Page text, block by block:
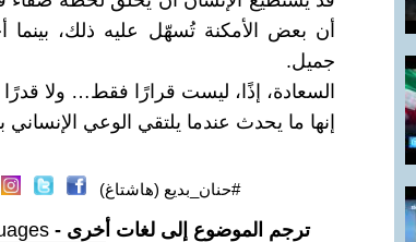
أن بعض الأمكنة تُسهّل عليه ذلك،
جميل.
السعادة، إذًا، ليست قرارًا فقط… ولا
إنها ما يحدث عندما يلتقي الوعي
#حنان_بديع (هاشتاغ)
ترجم الموضوع إلى لغات أخرى -